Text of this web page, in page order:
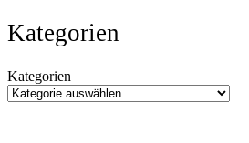
Kategorien
Kategorien